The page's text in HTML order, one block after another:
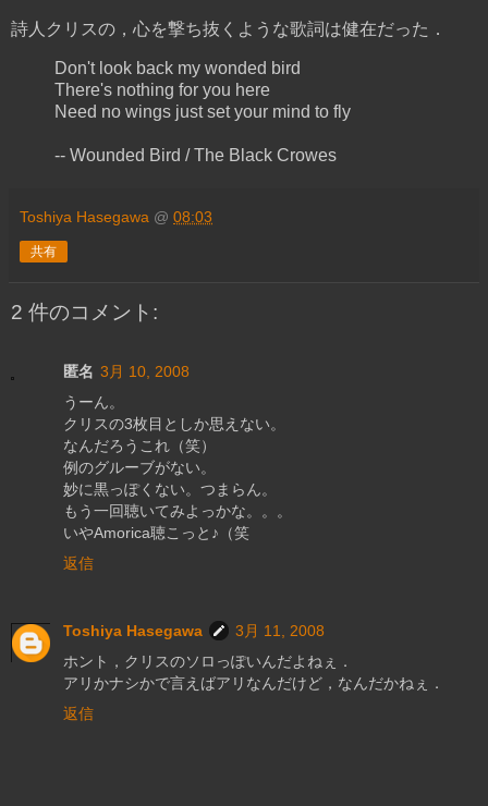
詩人クリスの，心を撃ち抜くような歌詞は健在だった．
Don't look back my wonded bird
There's nothing for you here
Need no wings just set your mind to fly
-- Wounded Bird / The Black Crowes
Toshiya Hasegawa @ 08:03
共有
2 件のコメント:
匿名 3月 10, 2008
うーん。
クリスの3枚目としか思えない。
なんだろうこれ（笑）
例のグルーブがない。
妙に黒っぽくない。つまらん。
もう一回聴いてみよっかな。。。
いやAmorica聴こっと♪（笑
返信
Toshiya Hasegawa
3月 11, 2008
ホント，クリスのソロっぽいんだよねぇ．
アリかナシかで言えばアリなんだけど，なんだかねぇ．
返信